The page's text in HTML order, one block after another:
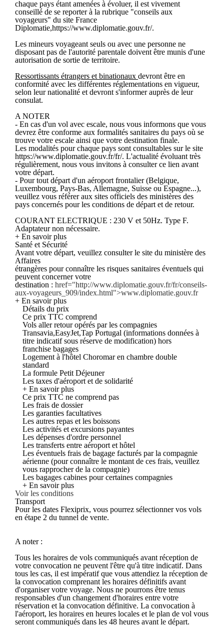
chaque pays étant amenées à évoluer, il est vivement
conseillé de se reporter à la rubrique "conseils aux
voyageurs" du site France
Diplomatie,https://www.diplomatie.gouv.fr/.
Les mineurs voyageant seuls ou avec une personne ne
disposant pas de l'autorité parentale doivent être munis d'une
autorisation de sortie de territoire.
Ressortissants étrangers et binationaux devront être en
conformité avec les différentes réglementations en vigueur,
selon leur nationalité et devront s'informer auprès de leur
consulat.
A NOTER
- En cas d'un vol avec escale, nous vous informons que vous
devrez être conforme aux formalités sanitaires du pays où se
trouve votre escale ainsi que votre destination finale.
Les modalités pour chaque pays sont consultables sur le site
https://www.diplomatie.gouv.fr/fr/. L'actualité évoluant très
régulièrement, nous vous invitons à consulter ce lien avant
votre départ.
- Pour tout départ d'un aéroport frontalier (Belgique,
Luxembourg, Pays-Bas, Allemagne, Suisse ou Espagne...),
veuillez vous référer aux sites officiels des ministères des
pays concernés pour les conditions de départ et de retour.
COURANT ELECTRIQUE : 230 V et 50Hz. Type F.
Adaptateur non nécessaire.
+ En savoir plus
Santé et Sécurité
Avant votre départ, veuillez consulter le site du ministère des
Affaires
étrangères pour connaître les risques sanitaires éventuels qui
peuvent concerner votre
destination : href="http://www.diplomatie.gouv.fr/fr/conseils-
aux-voyageurs_909/index.html">www.diplomatie.gouv.fr
+ En savoir plus
Détails du prix
Ce prix TTC comprend
Vols aller retour opérés par les compagnies
Transavia,EasyJet,Tap Portugal (informations données à
titre indicatif sous réserve de modification) hors
franchise bagages
Logement à l'hôtel Choromar en chambre double
standard
La formule Petit Déjeuner
Les taxes d'aéroport et de solidarité
+ En savoir plus
Ce prix TTC ne comprend pas
Les frais de dossier
Les garanties facultatives
Les autres repas et les boissons
Les activités et excursions payantes
Les dépenses d'ordre personnel
Les transferts entre aéroport et hôtel
Les éventuels frais de bagage facturés par la compagnie
aérienne (pour connaître le montant de ces frais, veuillez
vous rapprocher de la compagnie)
Les bagages cabines pour certaines compagnies
+ En savoir plus
Voir les conditions
Transport
Pour les dates Flexiprix, vous pourrez sélectionner vos vols
en étape 2 du tunnel de vente.
A noter :
Tous les horaires de vols communiqués avant réception de
votre convocation ne peuvent l'être qu'à titre indicatif. Dans
tous les cas, il est impératif que vous attendiez la réception de
la convocation comprenant les horaires définitifs avant
d'organiser votre voyage. Nous ne pourrons être tenus
responsables d'un changement d'horaires entre votre
réservation et la convocation définitive. La convocation à
l'aéroport, les horaires en heures locales et le plan de vol vous
seront communiqués dans les 48 heures avant le départ.